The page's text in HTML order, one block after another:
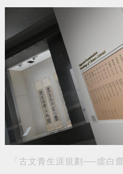
「古文青生涯規劃──虛白